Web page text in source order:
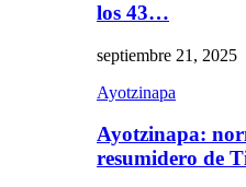
los 43…
septiembre 21, 2025
Ayotzinapa
Ayotzinapa:
resumidero de